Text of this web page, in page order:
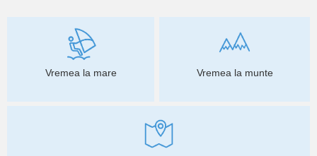
Vremea la mare Vremea la munte